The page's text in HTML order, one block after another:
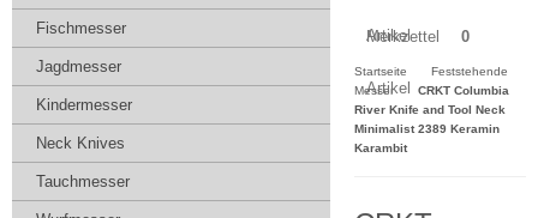
Artikel
Merkzettel 0
Artikel
Startseite
Feststehende
Messer
CRKT Columbia
River Knife and Tool Neck
Minimalist 2389 Keramin
Karambit
Fischmesser
Jagdmesser
Kindermesser
Neck Knives
Tauchmesser